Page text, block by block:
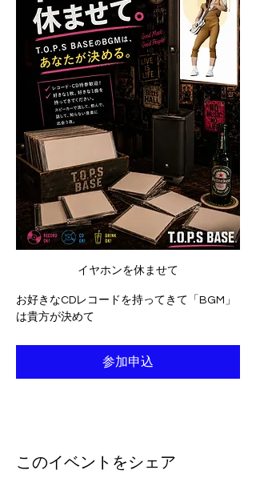
イヤホンを休ませて
お好きなCDレコードを持ってきて「BGM」
は貴方が決めて
参加申込
このイベントをシェア